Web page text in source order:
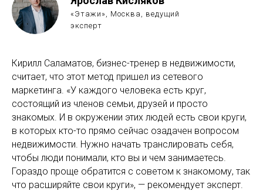
«Этажи», Москва, ведущий
эксперт
Кирилл Саламатов, бизнес-тренер в недвижимости,
считает, что этот метод пришел из сетевого
маркетинга. «У каждого человека есть круг,
состоящий из членов семьи, друзей и просто
знакомых. И в окружении этих людей есть свои круги,
в которых кто-то прямо сейчас озадачен вопросом
недвижимости. Нужно начать транслировать себя,
чтобы люди понимали, кто вы и чем занимаетесь.
Гораздо проще обратится с советом к знакомому, так
что расширяйте свои круги», — рекомендует эксперт.